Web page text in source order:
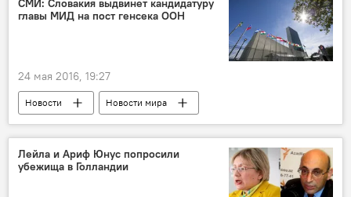
СМИ: Словакия выдвинет кандидатуру
главы МИД на пост генсека ООН
24 мая 2016, 19:27
Новости Новости мира
Лейла и Ариф Юнус попросили
убежища в Голландии